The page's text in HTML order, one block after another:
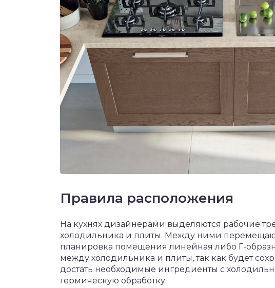
Правила расположения
На кухнях дизайнерами выделяются рабочие
холодильника и плиты. Между ними
планировка помещения линейная либо Г-
между холодильника и плиты, так как будет
достать необходимые ингредиенты с
термическую обработку.